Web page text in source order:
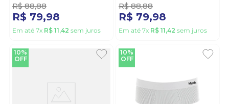
R$ 88,88
R$ 79,98
Em até 7x R$ 11,42 sem juros
R$ 88,88
R$ 79,98
Em até 7x R$ 11,42 sem juros
10%
OFF
10%
OFF